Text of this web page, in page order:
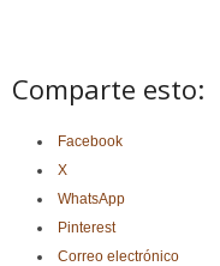
Comparte esto:
Facebook
X
WhatsApp
Pinterest
Correo electrónico